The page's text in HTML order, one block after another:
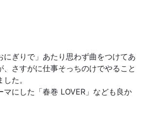
にぎりで」あたり思わず曲をつけてあ
、さすがに仕事そっちのけでやること
た。
マにした「春巻 LOVER」なども良か